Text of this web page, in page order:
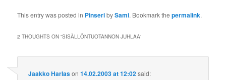
This entry was posted in PinseribySami. Bookmark thepermalink.
2 THOUGHTS ON “SISÄLLÖNTUOTANNON JUHLAA”
Jaakko Harlason14.02.2003 at 12:02said: